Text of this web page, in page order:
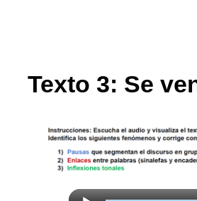
Texto 3: Se
Reproductor